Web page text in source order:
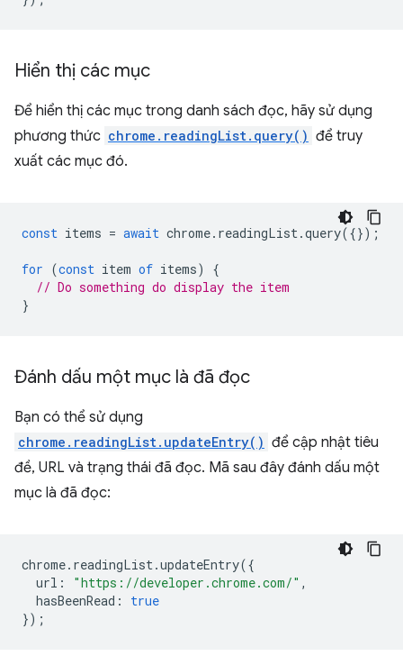
Hiển thị các mục
Để hiển thị các mục trong danh sách đọc, hãy sử dụng
phương thức chrome.readingList.query() để truy
xuất các mục đó.
const items = await chrome. readingList .query({});
for (const item of items)
{
// Do something do display the item
}
Đánh dấu một mục là đã đọc
Bạn có thể sử dụng
chrome.readingList.updateEntry() để cập nhật tiêu
đề, URL và trạng thái đã đọc. Mã sau đây đánh dấu một
mục là đã đọc:
chrome. readingList .updateEntry({
url : "https://developer.chrome.com/" ,
hasBeenRead :
true
});